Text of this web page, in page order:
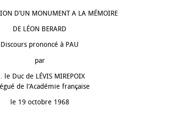
D’UN MONUMENT A LA MÉMOIRE
DE LÉON BERARD
Discours prononcé à PAU
par
le Duc de LÉVIS MIREPOIX
de l’Académie française
le 19 octobre 1968